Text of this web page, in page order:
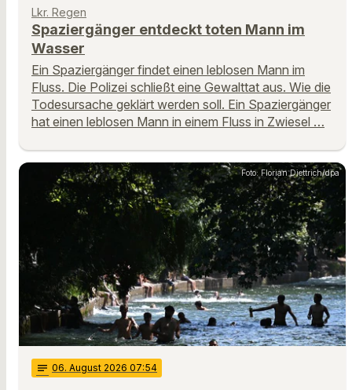
Lkr. Regen
Spaziergänger entdeckt toten Mann im
Wasser
Ein Spaziergänger findet einen leblosen Mann im
Fluss. Die Polizei schließt eine Gewalttat aus. Wie die
Todesursache geklärt werden soll. Ein Spaziergänger
hat einen leblosen Mann in einem Fluss in Zwiesel …
Foto: Florian Diettrich/dpa
notes 06. August 2026 07:54